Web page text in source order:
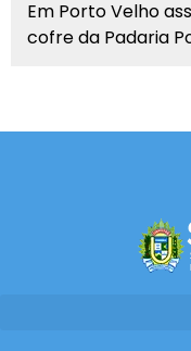
Em Porto Velho
cofre da Padaria